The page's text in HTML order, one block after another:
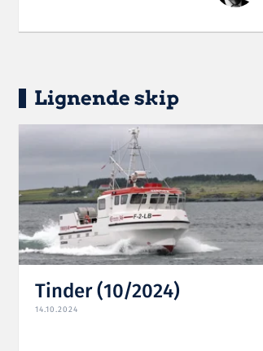
Lignende skip
Tinder (10/2024)
14.10.2024